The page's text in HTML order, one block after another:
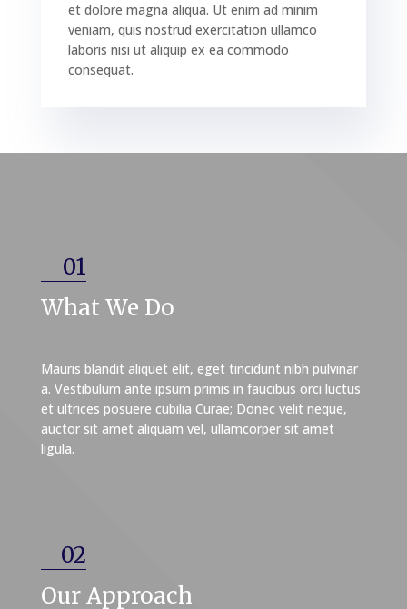
et dolore magna aliqua. Ut enim ad minim
veniam, quis nostrud exercitation ullamco
laboris nisi ut aliquip ex ea commodo
consequat.
01
What We Do
Mauris blandit aliquet elit, eget tincidunt nibh pulvinar
a. Vestibulum ante ipsum primis in faucibus orci luctus
et ultrices posuere cubilia Curae; Donec velit neque,
auctor sit amet aliquam vel, ullamcorper sit amet
ligula.
02
Our Approach